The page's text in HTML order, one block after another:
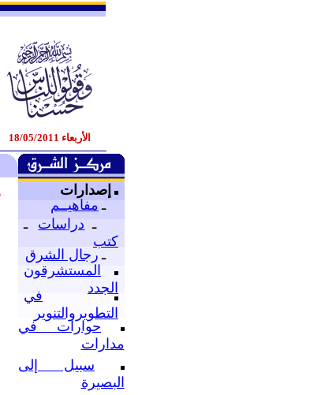
الأربعاء 18/05/2011
إصدارات
ـ مفاهيــم
ـ دراسات
ـ
كتب
ـ رجال الشرق
المستشرقون
الجدد
في
التطويروالتنوير
حوارات في
مدارات
سبيل إلى
البصيرة